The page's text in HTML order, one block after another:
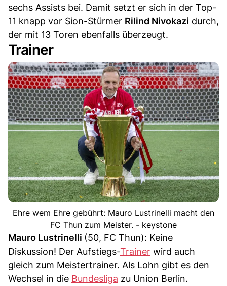
sechs Assists bei. Damit setzt er sich in der Top-
11 knapp vor Sion-Stürmer Rilind Nivokazi durch,
der mit 13 Toren ebenfalls überzeugt.
Trainer
Ehre wem Ehre gebührt: Mauro Lustrinelli macht den
FC Thun zum Meister. - keystone
Mauro Lustrinelli (50, FC Thun): Keine
Diskussion! Der Aufstiegs-Trainer wird auch
gleich zum Meistertrainer. Als Lohn gibt es den
Wechsel in die Bundesliga zu Union Berlin.